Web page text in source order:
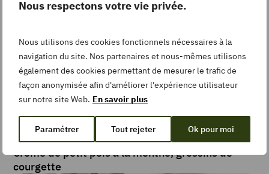
Nous respectons votre vie privée.
Nous utilisons des cookies fonctionnels nécessaires à la
navigation du site. Nos partenaires et nous-mêmes utilisons
également des cookies permettant de mesurer le trafic de
façon anonymisée afin d'améliorer l'expérience utilisateur
sur notre site Web. En savoir plus
Paramétrer Tout rejeter
Ok pour moi
Facile
20min
Crème de petit pois à la menthe, gressins de
courgette